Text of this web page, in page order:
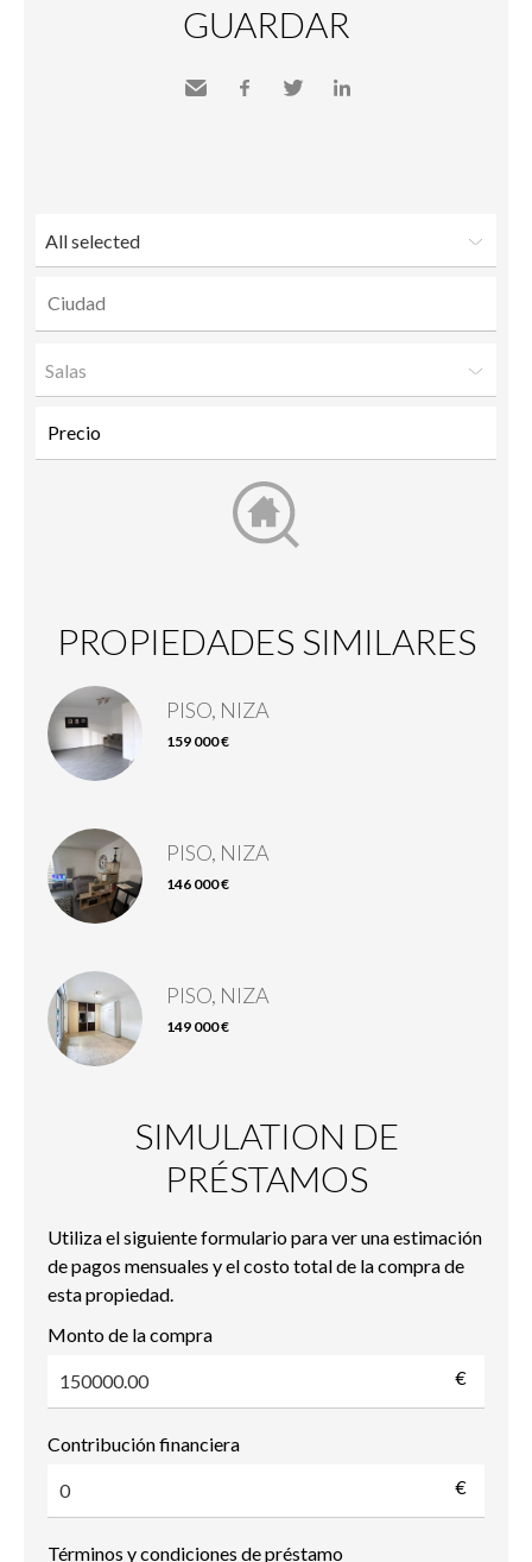
GUARDAR
All selected
Salas
PROPIEDADES SIMILARES
PISO, NIZA
159 000 €
PISO, NIZA
146 000 €
PISO, NIZA
149 000 €
SIMULATION DE
PRÉSTAMOS
Utiliza el siguiente formulario para ver una estimación
de pagos mensuales y el costo total de la compra de
esta propiedad.
Monto de la compra
€
Contribución financiera
€
Términos y condiciones de préstamo